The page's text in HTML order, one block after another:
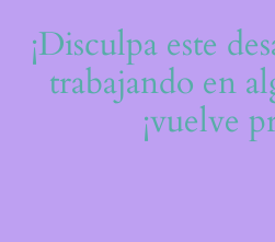
¡Disculpa este
trabajando en
¡vuelve